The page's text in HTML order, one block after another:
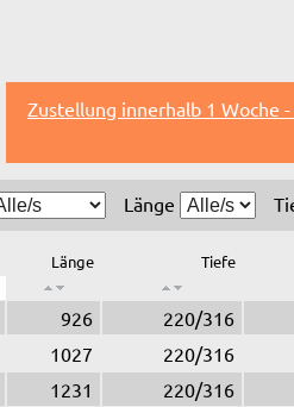
Zustellung innerhalb 1 Woche
Länge
Länge Tiefe
926
220/316
1027
220/316
1231
220/316